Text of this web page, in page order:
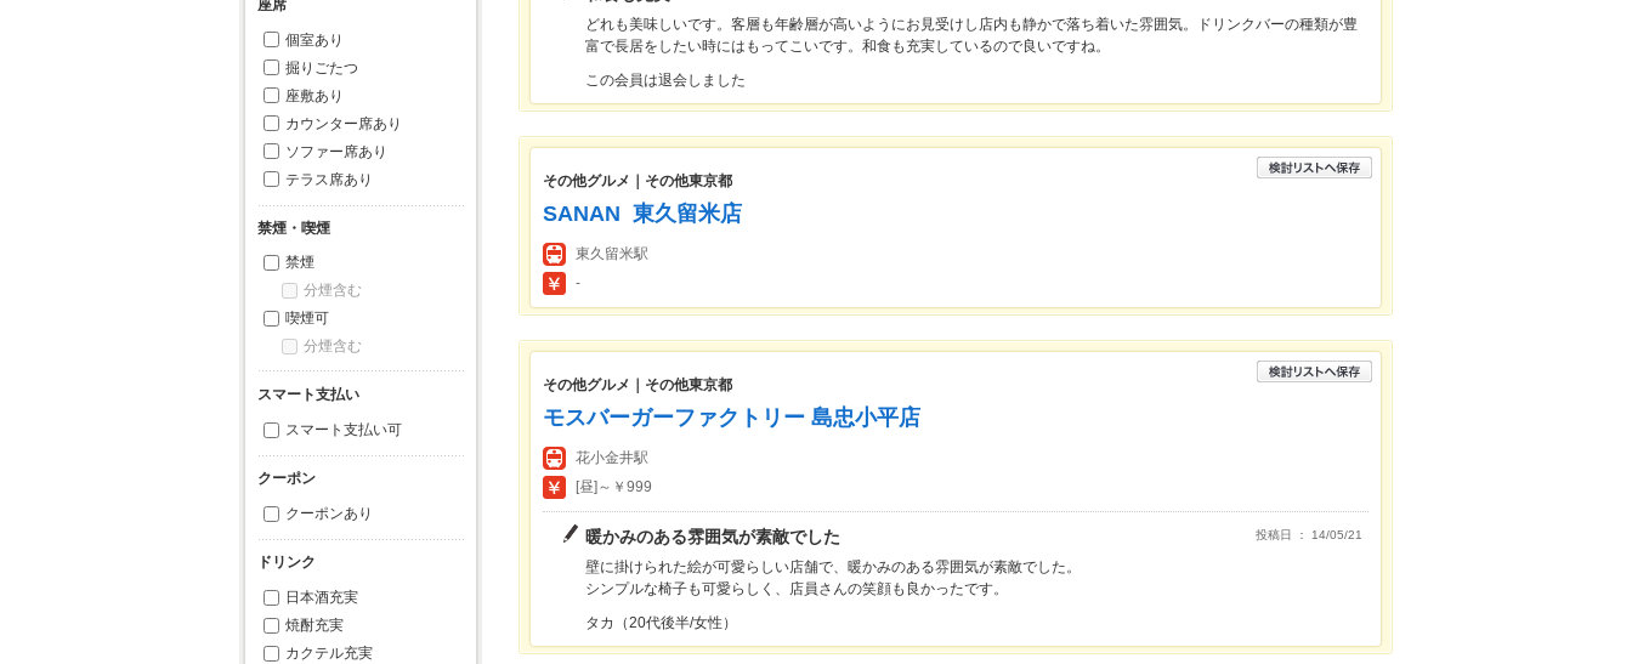
座席
個室あり
掘りごたつ
座敷あり
カウンター席あり
ソファー席あり
テラス席あり
禁煙・喫煙
禁煙
分煙含む
喫煙可
分煙含む
スマート支払い
スマート支払い可
クーポン
クーポンあり
ドリンク
日本酒充実
焼酎充実
カクテル充実
どれも美味しいです。客層も年齢層が高いようにお見受けし店内も静かで落ち着いた雰囲気。ドリンクバーの種類が豊
富で長居をしたい時にはもってこいです。和食も充実しているので良いですね。
この会員は退会しました
その他グルメ｜その他東京都
SANAN 東久留米店
東久留米駅
-
その他グルメ｜その他東京都
モスバーガーファクトリー 島忠小平店
花小金井駅
[昼]～￥999
投稿日 ： 14/05/21
暖かみのある雰囲気が素敵でした
壁に掛けられた絵が可愛らしい店舗で、暖かみのある雰囲気が素敵でした。
シンプルな椅子も可愛らしく、店員さんの笑顔も良かったです。
タカ（20代後半/女性）